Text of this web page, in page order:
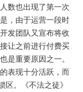
数也出现了第一次
，由于运营一段时
发团队又宣布将收
让之前进行付费买
是重要原因之一。
表现十分活跃，而
区。《不法之徒》